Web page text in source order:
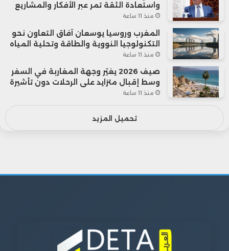
واستعادة الثقة تمر عبر الأفكار والمشاريع
منذ 11 ساعة
المغرب وروسيا يوسعان آفاق التعاون نحو
التكنولوجيا النووية والطاقة وتحلية المياه
منذ 11 ساعة
صيف 2026 يغيّر وجهة المغاربة في السفر
وسط إقبال متزايد على الرحلات دون تأشيرة
منذ 11 ساعة
تحميل المزيد